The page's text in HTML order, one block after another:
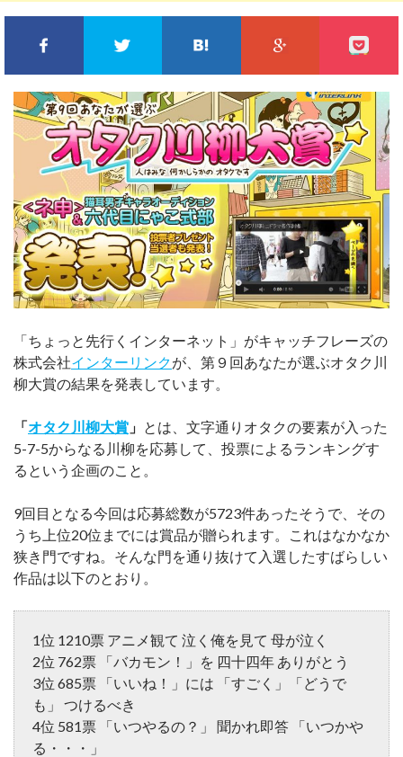
FACEBOOKでシェアTWITTERでシェアこのエントリーをはて
GOOGLE+
「ちょっと先行くインターネット」がキャッチフレーズの
株式会社インターリンクが、第９回あなたが選ぶオタク川
柳大賞の結果を発表しています。
「オタク川柳大賞 」 とは、文字通りオタクの要素が入った
5-7-5からなる川柳を応募して、投票によるランキングす
るという企画のこと。
9回目となる今回は応募総数が5723件あったそうで、その
うち上位20位までには賞品が贈られます。これはなかなか
狭き門ですね。そんな門を通り抜けて入選したすばらしい
作品は以下のとおり。
1位 1210票 アニメ観て 泣く俺を見て 母が泣く
2位 762票 「バカモン！」を 四十四年 ありがとう
3位 685票 「いいね！」には 「すごく」「どうで
も」 つけるべき
4位 581票 「いつやるの？」 聞かれ即答 「いつかや
る・・・」